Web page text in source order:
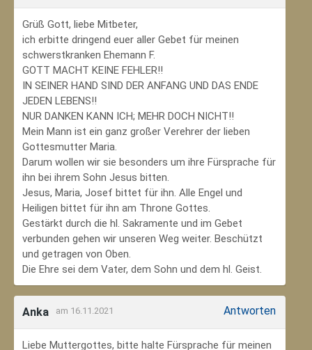
Grüß Gott, liebe Mitbeter,
ich erbitte dringend euer aller Gebet für meinen
schwerstkranken Ehemann F.
GOTT MACHT KEINE FEHLER!!
IN SEINER HAND SIND DER ANFANG UND DAS ENDE
JEDEN LEBENS!!
NUR DANKEN KANN ICH; MEHR DOCH NICHT!!
Mein Mann ist ein ganz großer Verehrer der lieben
Gottesmutter Maria.
Darum wollen wir sie besonders um ihre Fürsprache für
ihn bei ihrem Sohn Jesus bitten.
Jesus, Maria, Josef bittet für ihn. Alle Engel und
Heiligen bittet für ihn am Throne Gottes.
Gestärkt durch die hl. Sakramente und im Gebet
verbunden gehen wir unseren Weg weiter. Beschützt
und getragen von Oben.
Die Ehre sei dem Vater, dem Sohn und dem hl. Geist.
Anka am 16.11.2021 Antworten
Liebe Muttergottes, bitte halte Fürsprache für meinen